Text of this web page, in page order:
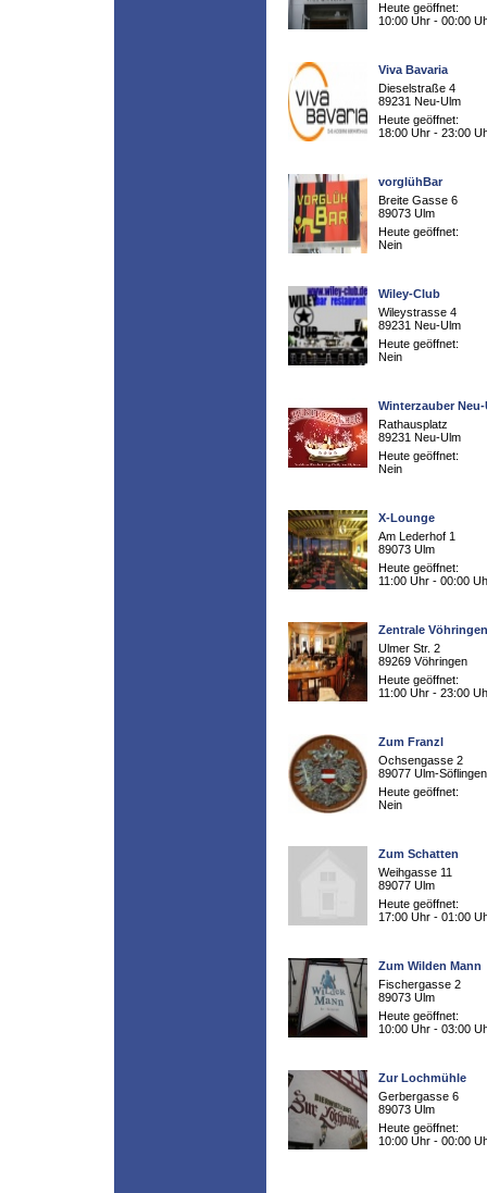
Heute geöffnet:
10:00 Uhr - 00:00
Viva Bavaria
Dieselstraße 4
89231 Neu-Ulm
Heute geöffnet:
18:00 Uhr - 23:00
vorglühBar
Breite Gasse 6
89073 Ulm
Heute geöffnet:
Nein
Wiley-Club
Wileystrasse 4
89231 Neu-Ulm
Heute geöffnet:
Nein
Winterzauber
Rathausplatz
89231 Neu-Ulm
Heute geöffnet:
Nein
X-Lounge
Am Lederhof 1
89073 Ulm
Heute geöffnet:
11:00 Uhr - 00:00
Zentrale Vöhringen
Ulmer Str. 2
89269 Vöhringen
Heute geöffnet:
11:00 Uhr - 23:00
Zum Franzl
Ochsengasse 2
89077 Ulm-Söflingen
Heute geöffnet:
Nein
Zum Schatten
Weihgasse 11
89077 Ulm
Heute geöffnet:
17:00 Uhr - 01:00
Zum Wilden Mann
Fischergasse 2
89073 Ulm
Heute geöffnet:
10:00 Uhr - 03:00
Zur Lochmühle
Gerbergasse 6
89073 Ulm
Heute geöffnet:
10:00 Uhr - 00:00